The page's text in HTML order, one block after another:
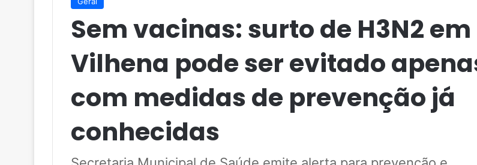
Sem vacinas: surto de H3N2 em
Vilhena pode ser evitado
com medidas de prevenção já
conhecidas